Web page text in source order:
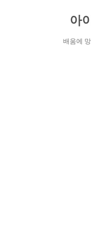
아
배움에